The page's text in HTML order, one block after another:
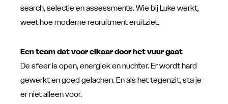
search, selectie en assessments. Wie bij Luke werkt,
weet hoe moderne recruitment eruitziet.
Een team dat voor elkaar door het vuur gaat
De sfeer is open, energiek en nuchter. Er wordt hard
gewerkt en goed gelachen. En als het tegenzit, sta je
er niet alleen voor.